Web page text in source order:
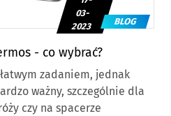
- co wybrać?
03-
2023
BLOG
zadaniem, jednak
ważny, szczególnie dla
czy na spacerze